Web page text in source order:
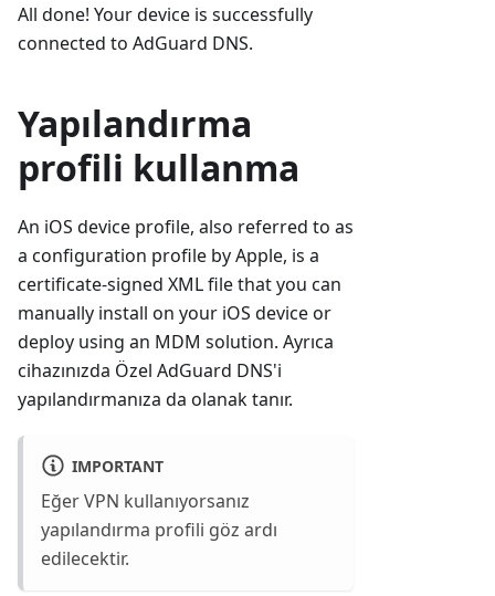
All done! Your device is successfully
connected to AdGuard DNS.
Yapılandırma
profili kullanma
An iOS device profile, also referred to as
a configuration profile by Apple, is a
certificate-signed XML file that you can
manually install on your iOS device or
deploy using an MDM solution. Ayrıca
cihazınızda Özel AdGuard DNS'i
yapılandırmanıza da olanak tanır.
IMPORTANT
Eğer VPN kullanıyorsanız
yapılandırma profili göz ardı
edilecektir.